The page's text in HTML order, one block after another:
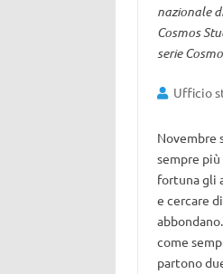
nazionale
Cosmos
serie
Ufficio
Novembre
sempre
fortuna gli
e cercare
come
partono